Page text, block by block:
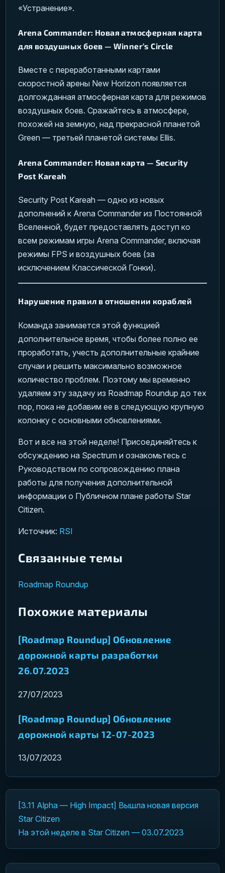
«Устранение».
Arena Commander: Новая атмосферная карта
для воздушных боев — Winner’s Circle
Вместе с переработанными картами
скоростной арены New Horizon появляется
долгожданная атмосферная карта для режимов
воздушных боев. Сражайтесь в атмосфере,
похожей на земную, над прекрасной планетой
Green — третьей планетой системы Ellis.
Arena Commander: Новая карта — Security
Post Kareah
Security Post Kareah — одно из новых
дополнений к Arena Commander из Постоянной
Вселенной, будет предоставлять доступ ко
всем режимам игры Arena Commander, включая
режимы FPS и воздушных боев (за
исключением Классической Гонки).
Нарушение правил в отношении кораблей
Команда занимается этой функцией
дополнительное время, чтобы более полно ее
проработать, учесть дополнительные крайние
случаи и решить максимально возможное
количество проблем. Поэтому мы временно
удаляем эту задачу из Roadmap Roundup до тех
пор, пока не добавим ее в следующую крупную
колонку с основными обновлениями.
Вот и все на этой неделе! Присоединяйтесь к
обсуждению на Spectrum и ознакомьтесь с
Руководством по сопровождению плана
работы для получения дополнительной
информации о Публичном плане работы Star
Citizen.
Источник: RSI
Связанные темы
Roadmap Roundup
Похожие материалы
[Roadmap Roundup] Обновление
дорожной карты разработки
26.07.2023
27/07/2023
[Roadmap Roundup] Обновление
дорожной карты 12-07-2023
13/07/2023
Навигация по записям
[3.11 Alpha — High Impact] Вышла новая версия
Star Citizen
На этой неделе в Star Citizen — 03.07.2023